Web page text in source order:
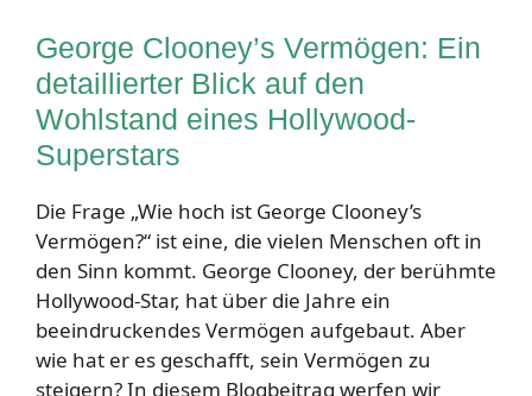
George Clooney’s Vermögen: Ein
detaillierter Blick auf den
Wohlstand eines Hollywood-
Superstars
Die Frage „Wie hoch ist George Clooney’s
Vermögen?“ ist eine, die vielen Menschen oft in
den Sinn kommt. George Clooney, der berühmte
Hollywood-Star, hat über die Jahre ein
beeindruckendes Vermögen aufgebaut. Aber
wie hat er es geschafft, sein Vermögen zu
steigern? In diesem Blogbeitrag werfen wir